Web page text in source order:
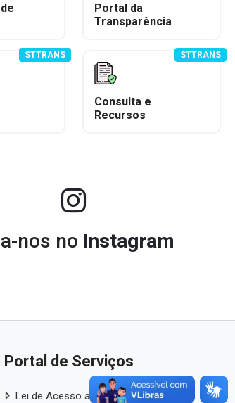
Portal da
Transparência
STTRANS
Consulta e
Recursos
STTRANS
nos no Instagram
Portal de Serviços
Lei de Acesso a Informação